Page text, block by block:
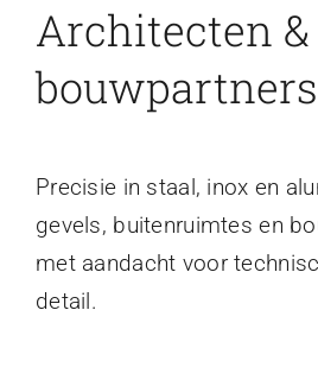
Architecten &
bouwpartners
Precisie in staal, inox en
gevels, buitenruimtes en
met aandacht voor
detail.